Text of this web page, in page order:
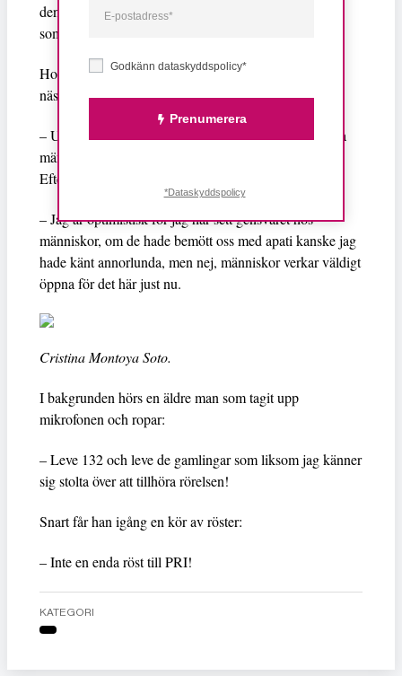
den information som inte kommer ut, den information
som döljs, säger Cristina Montoya Soto.
Hon svarar också utan tvekan angående vilken fråga
nästa president behöver ta itu med först:
– Utbildning är den viktigaste frågan. Vi måste utbilda
människor om historien.
Efter manifestationen den 10 juni är hon optimistisk.
– Jag är optimistisk för jag har sett gensvaret hos
människor, om de hade bemött oss med apati kanske jag
hade känt annorlunda, men nej, människor verkar väldigt
öppna för det här just nu.
Cristina Montoya Soto.
I bakgrunden hörs en äldre man som tagit upp
mikrofonen och ropar:
– Leve 132 och leve de gamlingar som liksom jag känner
sig stolta över att tillhöra rörelsen!
Snart får han igång en kör av röster:
– Inte en enda röst till PRI!
KATEGORI
Godkänn dataskyddspolicy*
Prenumerera
*Dataskyddspolicy